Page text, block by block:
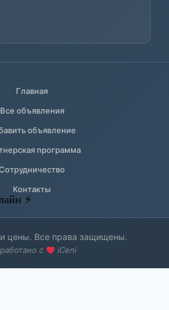
Главная
Все объявления
объявление
программа
Контакты
цены. Все права защищены.
с iCeni